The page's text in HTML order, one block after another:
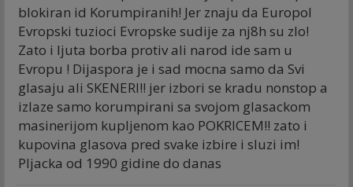
blokiran id Korumpiranih! Jer znaju da Europol
Evropski tuzioci Evropske sudije za nj8h su zlo!
Zato i ljuta borba protiv ali narod ide sam u
Evropu ! Dijaspora je i sad mocna samo da Svi
glasaju ali SKENERI!! jer izbori se kradu nonstop a
izlaze samo korumpirani sa svojom glasackom
masinerijom kupljenom kao POKRICEM!! zato i
kupovina glasova pred svake izbire i sluzi im!
Pljacka od 1990 gidine do danas